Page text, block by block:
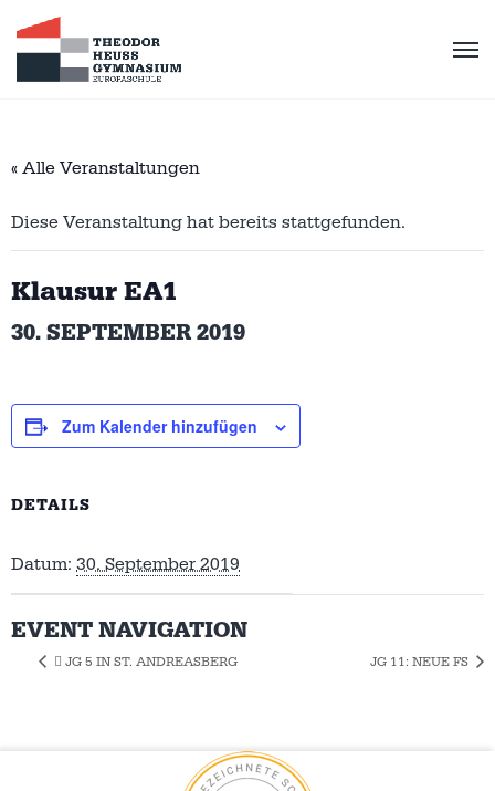
« Alle Veranstaltungen
Diese Veranstaltung hat bereits stattgefunden.
Klausur EA1
30. SEPTEMBER 2019
Zum Kalender hinzufügen
DETAILS
Datum: 30. September 2019
EVENT NAVIGATION
 JG 5 IN ST. ANDREASBERG JG 11: NEUE FS